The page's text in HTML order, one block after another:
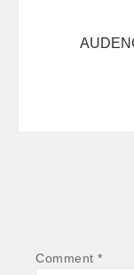
Comment *